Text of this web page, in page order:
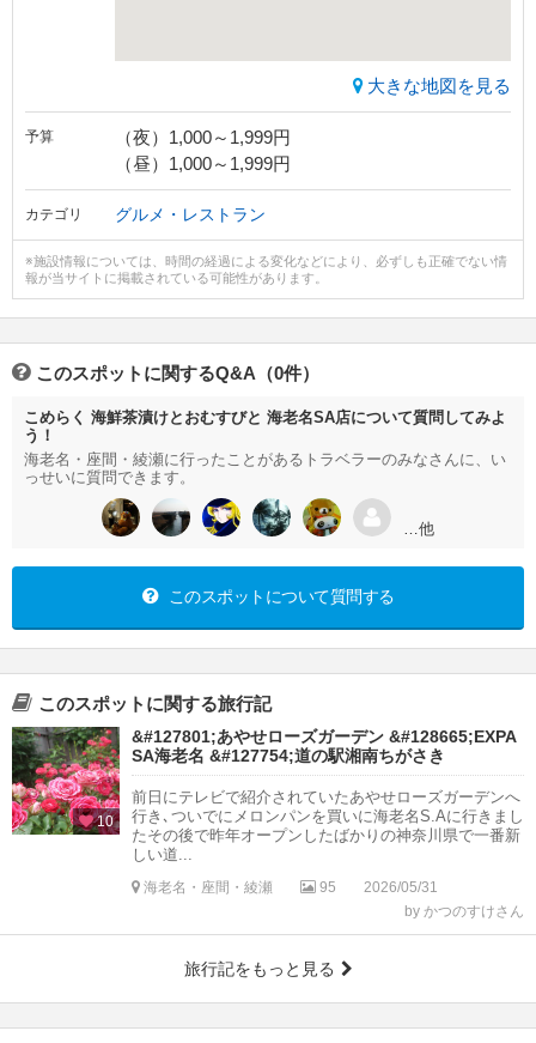
大きな地図を見る
予算
（夜）1,000～1,999円
（昼）1,000～1,999円
カテゴリ グルメ・レストラン
※施設情報については、時間の経過による変化などにより、必ずしも正確でない情
報が当サイトに掲載されている可能性があります。
このスポットに関するQ&A（0件）
こめらく 海鮮茶漬けとおむすびと 海老名SA店について質問してみよ
う！
海老名・座間・綾瀬に行ったことがあるトラベラーのみなさんに、い
っせいに質問できます。
…他
このスポットについて質問する
このスポットに関する旅行記
10
&#127801;あやせローズガーデン &#128665;EXPA
SA海老名 &#127754;道の駅湘南ちがさき
前日にテレビで紹介されていたあやせローズガーデンへ
行き､ついでにメロンパンを買いに海老名S.Aに行きまし
たその後で昨年オープンしたばかりの神奈川県で一番新
しい道...
海老名・座間・綾瀬 95
2026/05/31
by かつのすけさん
旅行記をもっと見る